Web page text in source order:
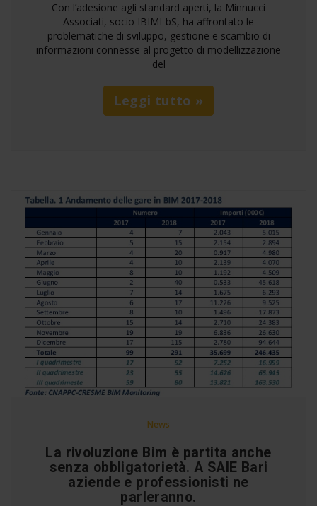
Con l’adesione agli standard aperti, la Minnucci
Associati, socio IBIMI-bS, ha affrontato le
problematiche di sviluppo, gestione e scambio di
informazioni connesse al progetto di modellizzazione
del
Leggi tutto »
News
La rivoluzione Bim è partita anche
senza obbligatorietà. A SAIE Bari
aziende e professionisti ne
parleranno.